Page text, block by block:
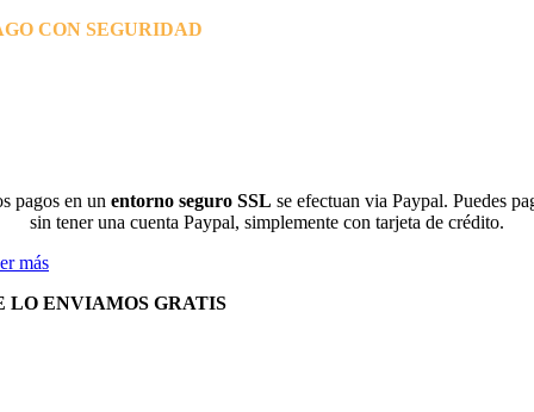
CON SEGURIDAD
pagos en un entorno seguro SSL se efectuan via Paypal. Puedes
sin tener una cuenta Paypal, simplemente con tarjeta de crédito.
más
LO ENVIAMOS GRATIS